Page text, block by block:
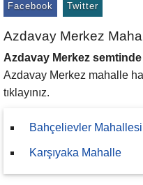
Facebook Twitter
Azdavay Merkez
Azdavay Merkez semtinde
Azdavay Merkez mahalle
tıklayınız.
Bahçelievler Mahallesi
Karşıyaka Mahalle